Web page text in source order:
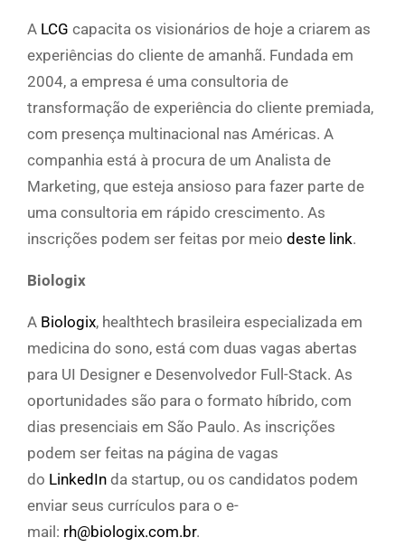
A LCG capacita os visionários de hoje a criarem as
experiências do cliente de amanhã. Fundada em
2004, a empresa é uma consultoria de
transformação de experiência do cliente premiada,
com presença multinacional nas Américas. A
companhia está à procura de um Analista de
Marketing, que esteja ansioso para fazer parte de
uma consultoria em rápido crescimento. As
inscrições podem ser feitas por meio deste link.
Biologix
A Biologix, healthtech brasileira especializada em
medicina do sono, está com duas vagas abertas
para UI Designer e Desenvolvedor Full-Stack. As
oportunidades são para o formato híbrido, com
dias presenciais em São Paulo. As inscrições
podem ser feitas na página de vagas
do LinkedIn da startup, ou os candidatos podem
enviar seus currículos para o e-
mail: rh@biologix.com.br.